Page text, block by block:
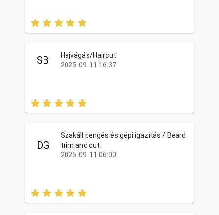
SB
Hajvágás/Haircut
2025-09-11 16:37
DG
Szakáll pengés és gépi igazítás / Beard
trim and cut
2025-09-11 06:00